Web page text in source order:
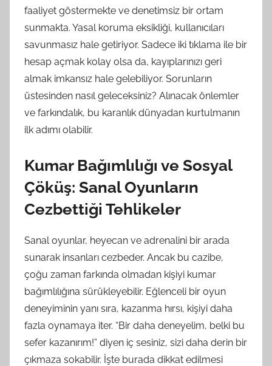
faaliyet göstermekte ve denetimsiz bir ortam
sunmakta. Yasal koruma eksikliği, kullanıcıları
savunmasız hale getiriyor. Sadece iki tıklama ile bir
hesap açmak kolay olsa da, kayıplarınızı geri
almak imkansız hale gelebiliyor. Sorunların
üstesinden nasıl geleceksiniz? Alınacak önlemler
ve farkındalık, bu karanlık dünyadan kurtulmanın
ilk adımı olabilir.
Kumar Bağımlılığı ve Sosyal
Çöküş: Sanal Oyunların
Cezbettiği Tehlikeler
Sanal oyunlar, heyecan ve adrenalini bir arada
sunarak insanları cezbeder. Ancak bu cazibe,
çoğu zaman farkında olmadan kişiyi kumar
bağımlılığına sürükleyebilir. Eğlenceli bir oyun
deneyiminin yanı sıra, kazanma hırsı, kişiyi daha
fazla oynamaya iter. “Bir daha deneyelim, belki bu
sefer kazanırım!” diyen iç sesiniz, sizi daha derin bir
çıkmaza sokabilir. İşte burada dikkat edilmesi